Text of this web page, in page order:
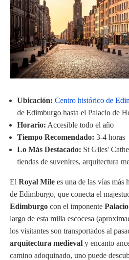
Ubicación: Centro histórico de
de Edimburgo hasta el Palacio de
Horario: Accesible todo el año
Tiempo Recomendado: 3-4 horas
Lo Más Destacado: St Giles'
tiendas de suvenires, arquitectura
El Royal Mile es una de las vías más
de Edimburgo, que conecta el
Edimburgo con el imponente
largo de esta milla escocesa
los visitantes son transportados al
arquitectura medieval y encanto
camino adoquinado, uno puede